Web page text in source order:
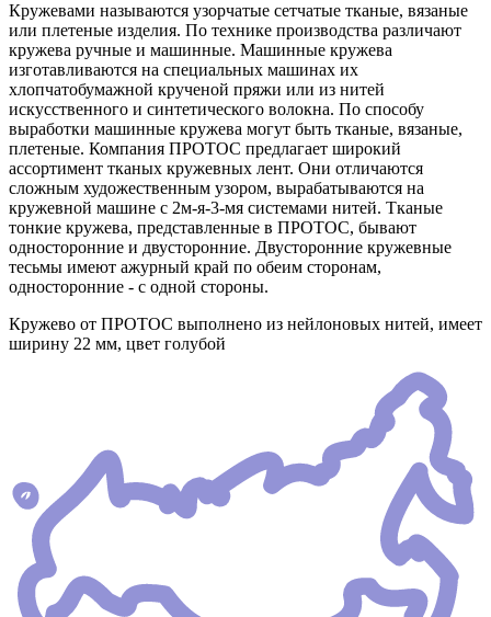
Кружевами называются узорчатые сетчатые тканые, вязаные
или плетеные изделия. По технике производства различают
кружева ручные и машинные. Машинные кружева
изготавливаются на специальных машинах их
хлопчатобумажной крученой пряжи или из нитей
искусственного и синтетического волокна. По способу
выработки машинные кружева могут быть тканые, вязаные,
плетеные. Компания ПРОТОС предлагает широкий
ассортимент тканых кружевных лент. Они отличаются
сложным художественным узором, вырабатываются на
кружевной машине с 2м-я-3-мя системами нитей. Тканые
тонкие кружева, представленные в ПРОТОС, бывают
односторонние и двусторонние. Двусторонние кружевные
тесьмы имеют ажурный край по обеим сторонам,
односторонние - с одной стороны.
Кружево от ПРОТОС выполнено из нейлоновых нитей, имеет
ширину 22 мм, цвет голубой